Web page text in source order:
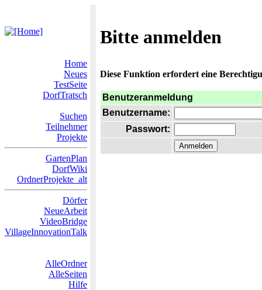
Bitte anmelden
Home
Neues
TestSeite
DorfTratsch
Suchen
Teilnehmer
Projekte
GartenPlan
DorfWiki
OrdnerProjekte_alt
Dörfer
NeueArbeit
VideoBridge
VillageInnovationTalk
AlleOrdner
AlleSeiten
Hilfe
Diese Funktion erfordert eine
Benutzeranmeldung
Benutzername:
Passwort: